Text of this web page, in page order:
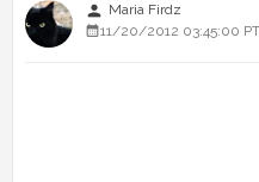
person Maria Firdz
11/20/2012 03:45:00